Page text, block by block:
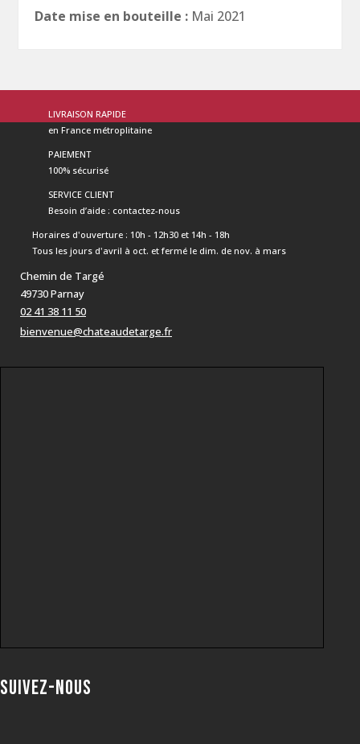
Date mise en bouteille : Mai 2021
LIVRAISON RAPIDE
en France métroplitaine
PAIEMENT
100% sécurisé
SERVICE CLIENT
Besoin d’aide : contactez-nous
Horaires d'ouverture : 10h - 12h30 et 14h - 18h
Tous les jours d'avril à oct. et fermé le dim. de nov. à mars
Chemin de Targé
49730 Parnay
02 41 38 11 50
bienvenue@chateaudetarge.fr
Suivez-nous